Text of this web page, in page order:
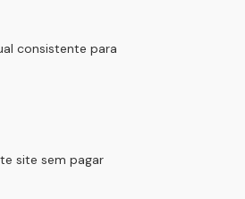
consistente para
site sem pagar